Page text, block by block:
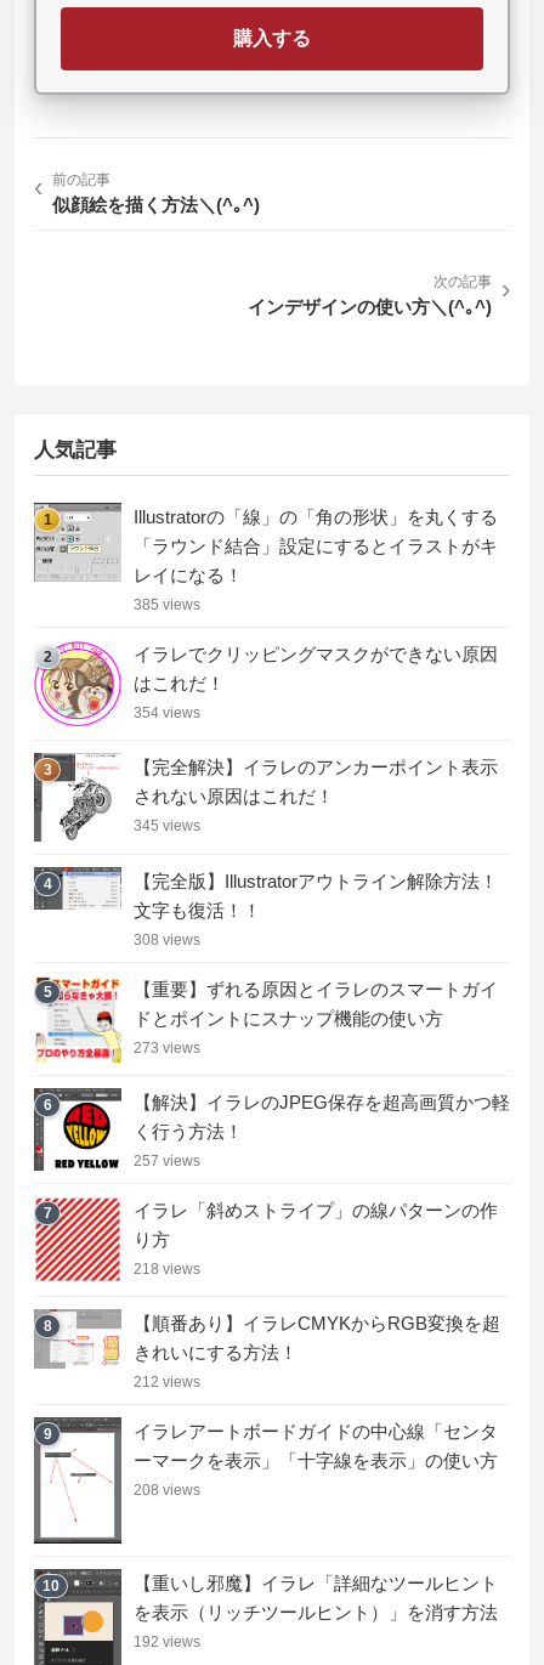
購入する
‹ 前の記事
似顔絵を描く方法＼(^｡^)
次の記事
インデザインの使い方＼(^｡^)
›
人気記事
1
Illustratorの「線」の「角の形状」を丸くする
「ラウンド結合」設定にするとイラストがキ
レイになる！
385 views
2
イラレでクリッピングマスクができない原因
はこれだ！
354 views
3
【完全解決】イラレのアンカーポイント表示
されない原因はこれだ！
345 views
4
【完全版】Illustratorアウトライン解除方法！
文字も復活！！
308 views
5
【重要】ずれる原因とイラレのスマートガイ
ドとポイントにスナップ機能の使い方
273 views
6
【解決】イラレのJPEG保存を超高画質かつ軽
く行う方法！
257 views
7
イラレ「斜めストライプ」の線パターンの作
り方
218 views
8
【順番あり】イラレCMYKからRGB変換を超
きれいにする方法！
212 views
9
イラレアートボードガイドの中心線「センタ
ーマークを表示」「十字線を表示」の使い方
208 views
10
【重いし邪魔】イラレ「詳細なツールヒント
を表示（リッチツールヒント）」を消す方法
192 views